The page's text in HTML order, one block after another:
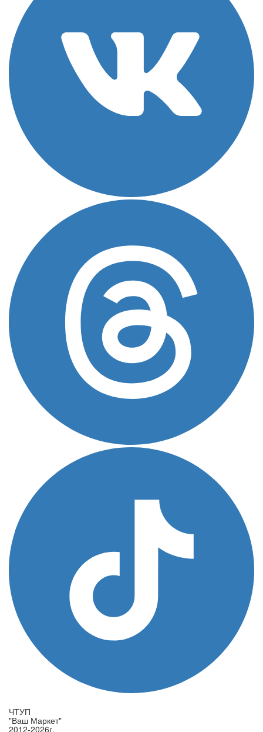
ЧТУП
"Ваш Маркет"
2012-2026г.